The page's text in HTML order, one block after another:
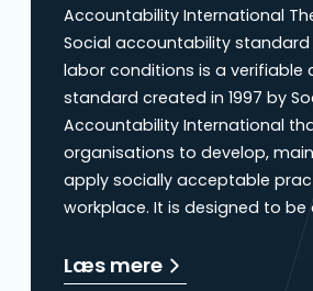
Accountability International
Social accountability
labor conditions is a verifiable
standard created in 1997 by
Accountability International
organisations to develop,
apply socially acceptable
workplace. It is designed to
Læs mere